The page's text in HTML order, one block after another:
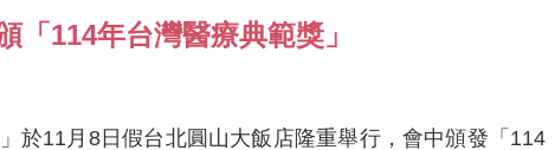
「114年台灣醫療典範獎」
11月8日假台北圓山大飯店隆重舉行，會中頒發「114